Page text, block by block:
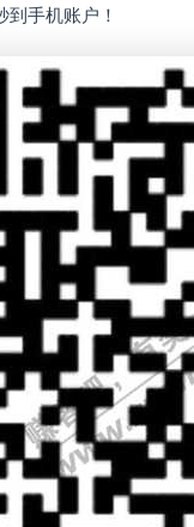
到手机账户！